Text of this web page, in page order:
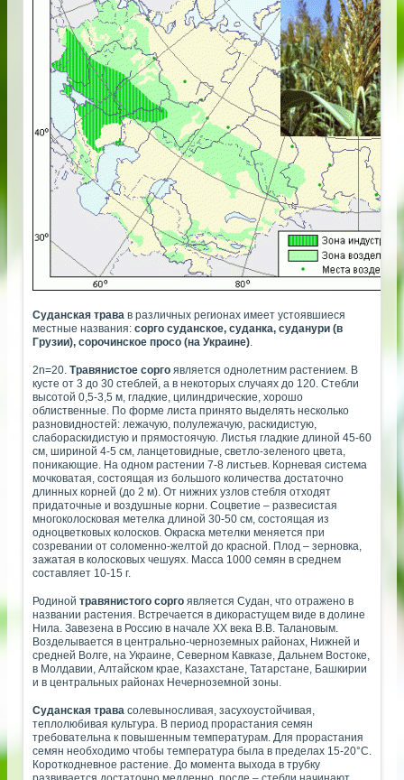
Суданская трава в различных регионах имеет устоявшиеся
местные названия: сорго суданское, суданка, суданури (в
Грузии), сорочинское просо (на Украине).
2n=20. Травянистое сорго является однолетним растением. В
кусте от 3 до 30 стеблей, а в некоторых случаях до 120. Стебли
высотой 0,5-3,5 м, гладкие, цилиндрические, хорошо
облиственные. По форме листа принято выделять несколько
разновидностей: лежачую, полулежачую, раскидистую,
слабораскидистую и прямостоячую. Листья гладкие длиной 45-60
см, шириной 4-5 см, ланцетовидные, светло-зеленого цвета,
поникающие. На одном растении 7-8 листьев. Корневая система
мочковатая, состоящая из большого количества достаточно
длинных корней (до 2 м). От нижних узлов стебля отходят
придаточные и воздушные корни. Соцветие – развесистая
многоколосковая метелка длиной 30-50 см, состоящая из
одноцветковых колосков. Окраска метелки меняется при
созревании от соломенно-желтой до красной. Плод – зерновка,
зажатая в колосковых чешуях. Масса 1000 семян в среднем
составляет 10-15 г.
Родиной травянистого сорго является Судан, что отражено в
названии растения. Встречается в дикорастущем виде в долине
Нила. Завезена в Россию в начале XX века В.В. Талановым.
Возделывается в центрально-черноземных районах, Нижней и
средней Волге, на Украине, Северном Кавказе, Дальнем Востоке,
в Молдавии, Алтайском крае, Казахстане, Татарстане, Башкирии
и в центральных районах Нечерноземной зоны.
Суданская трава солевыносливая, засухоустойчивая,
теплолюбивая культура. В период прорастания семян
требовательна к повышенным температурам. Для прорастания
семян необходимо чтобы температура была в пределах 15-20°С.
Короткодневное растение. До момента выхода в трубку